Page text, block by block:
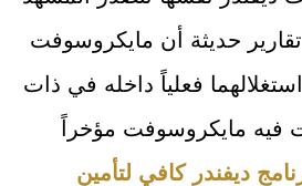
حديثة أن مايكروسوفت
فعلياً داخله في ذات
فيه مايكروسوفت مؤخراً
ديفندر كافي لتأمين